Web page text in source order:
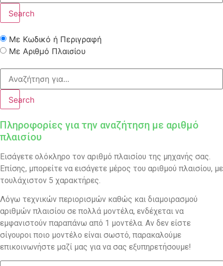
Search
Με Κωδικό ή Περιγραφή
Με Αριθμό Πλαισίου
Search
Πληροφορίες για την αναζήτηση με αριθμό
πλαισίου
Εισάγετε ολόκληρο τον αριθμό πλαισίου της μηχανής σας.
Επίσης, μπορείτε να εισάγετε μέρος του αριθμού πλαισίου, με
τουλάχιστον 5 χαρακτήρες.
Λόγω τεχνικών περιορισμών καθώς και διαμοιρασμού
αριθμών πλαισίου σε πολλά μοντέλα, ενδέχεται να
εμφανιστούν παραπάνω από 1 μοντέλα. Αν δεν είστε
σίγουροι ποιο μοντέλο είναι σωστό, παρακαλούμε
επικοινωνήστε μαζί μας για να σας εξυπηρετήσουμε!